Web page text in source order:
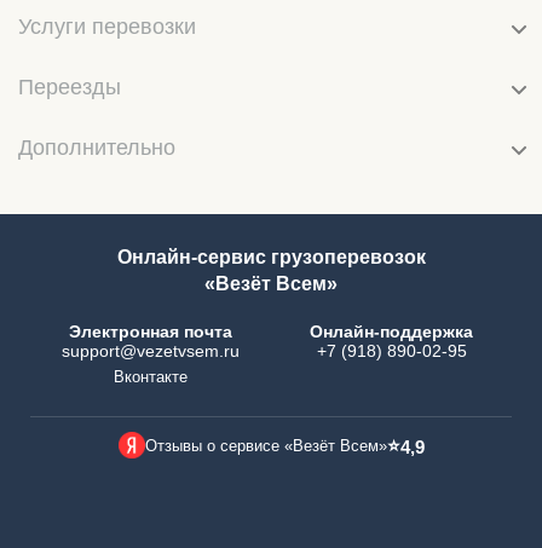
Услуги перевозки
Переезды
Дополнительно
Онлайн-сервис грузоперевозок
«Везёт Всем»
Электронная почта
support@vezetvsem.ru
Вконтакте
Онлайн-поддержка
+7 (918) 890-02-95
Отзывы о сервисе «Везёт Всем»⭐4,9